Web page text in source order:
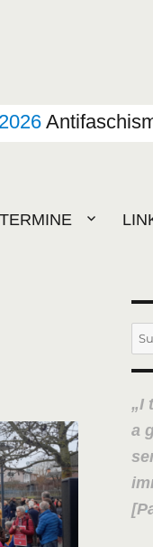
TERMINE
I
a